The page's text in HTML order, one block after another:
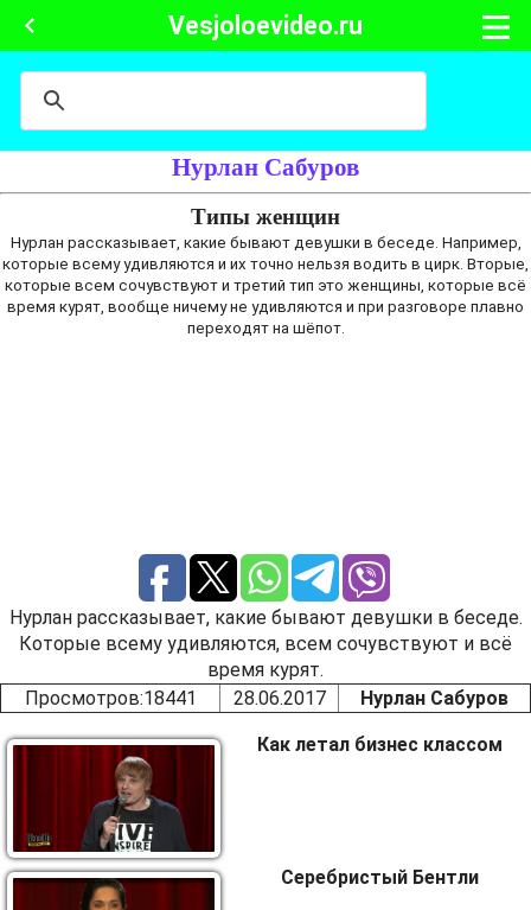
Vesjoloevideo.ru
Нурлан Сабуров
Типы женщин
Нурлан рассказывает, какие бывают девушки в беседе. Например,
которые всему удивляются и их точно нельзя водить в цирк. Вторые,
которые всем сочувствуют и третий тип это женщины, которые всё
время курят, вообще ничему не удивляются и при разговоре плавно
переходят на шёпот.
Нурлан рассказывает, какие бывают девушки в беседе.
Которые всему удивляются, всем сочувствуют и всё
время курят.
Просмотров:18441 28.06.2017 Нурлан Сабуров
Как летал бизнес классом
Серебристый Бентли